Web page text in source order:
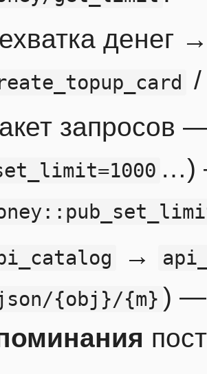
денег
запросов
…)
→
{obj}/{m} ) —